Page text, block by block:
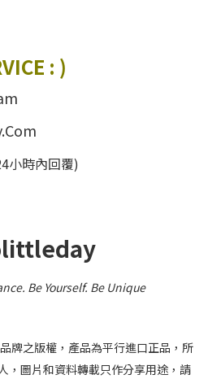
: )
小時內回覆)
Be Yourself.Be Unique
牌之版權，產品為平行進口正品，所
，圖片和資料轉載只作分享用途，請